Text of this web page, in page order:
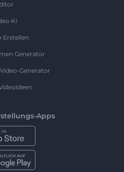
KI
Erstellen
Generator
Generator
Apps